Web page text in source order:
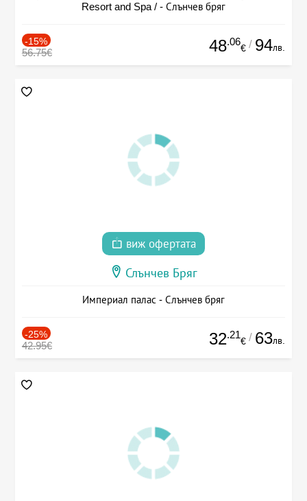
Resort and Spa / - Слънчев бряг
-15%
56.75€ 48.06
€ / 94лв.
виж офертата
Слънчев Бряг
Империал палас - Слънчев бряг
-25%
42.95€ 32.21
€ / 63лв.